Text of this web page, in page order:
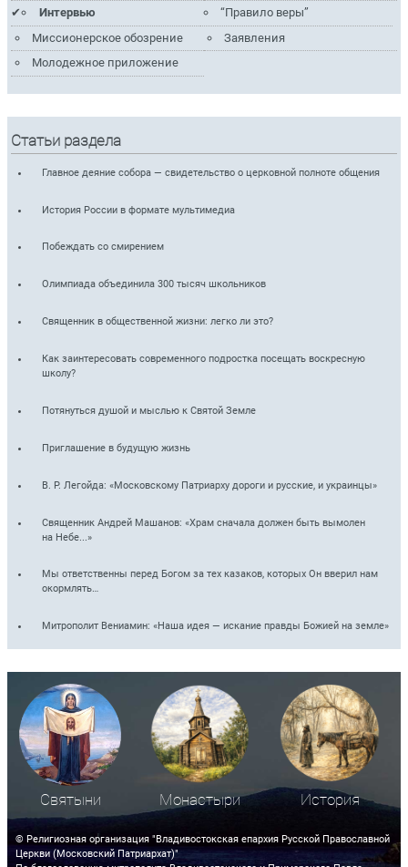
Интервью
“Правило веры”
Миссионерское обозрение
Заявления
Молодежное приложение
Статьи раздела
Главное деяние собора — свидетельство о церковной полноте общения
История России в формате мультимедиа
Побеждать со смирением
Олимпиада объединила 300 тысяч школьников
Священник в общественной жизни: легко ли это?
Как заинтересовать современного подростка посещать воскресную
школу?
Потянуться душой и мыслью к Святой Земле
Приглашение в будущую жизнь
В. Р. Легойда: «Московскому Патриарху дороги и русские, и украинцы»
Священник Андрей Машанов: «Храм сначала должен быть вымолен
на Небе...»
Мы ответственны перед Богом за тех казаков, которых Он вверил нам
окормлять…
Митрополит Вениамин: «Наша идея — искание правды Божией на земле»
Святыни Монастыри История
© Религиозная организация "Владивостокская епархия Русской Православной
Церкви (Московский Патриархат)"